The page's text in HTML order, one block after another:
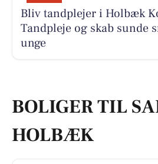
Bliv tandplejer i Holbæk
Tandpleje og skab sunde
unge
BOLIGER TIL
HOLBÆK